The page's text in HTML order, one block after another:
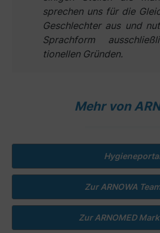
sprechen uns für die
Geschlechter aus und
Sprach­form
tionellen Gründen.
Mehr von
Zur ARNOWA
Zur ARNOMED